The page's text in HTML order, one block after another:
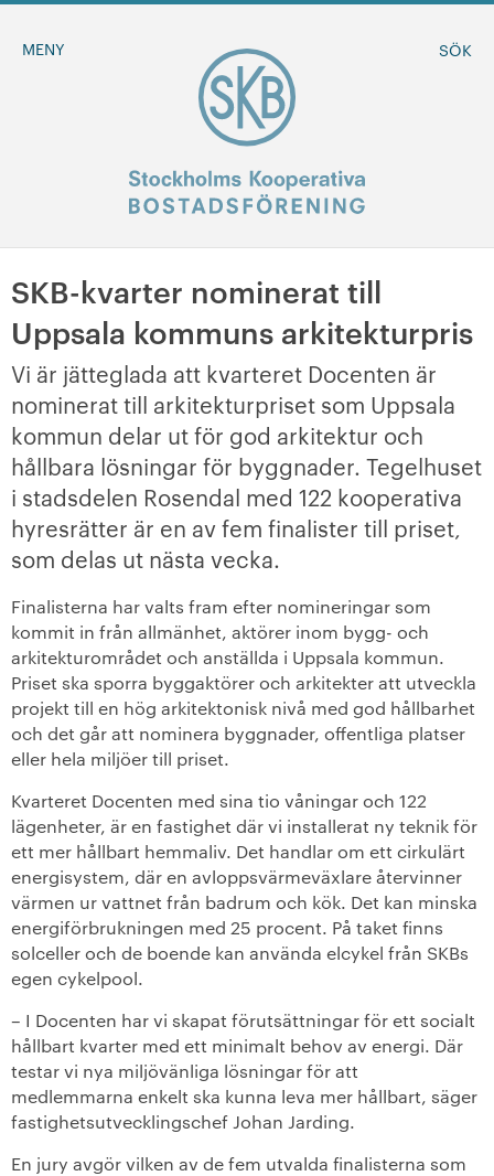
SÖK
MENY
BLI MEDLEM
+
Om oss
+
Sök ledigt
+
Våra bostäder
Vår boendeform
Jobba hos oss
SKB-kvarter nominerat till
Uppsala kommuns arkitekturpris
Vi är jätteglada att kvarteret Docenten är
nominerat till arkitekturpriset som Uppsala
kommun delar ut för god arkitektur och
hållbara lösningar för byggnader. Tegelhuset
i stadsdelen Rosendal med 122 kooperativa
hyresrätter är en av fem finalister till priset,
som delas ut nästa vecka.
Finalisterna har valts fram efter nomineringar som
kommit in från allmänhet, aktörer inom bygg- och
arkitekturområdet och anställda i Uppsala kommun.
Priset ska sporra byggaktörer och arkitekter att utveckla
projekt till en hög arkitektonisk nivå med god hållbarhet
och det går att nominera byggnader, offentliga platser
eller hela miljöer till priset.
Kvarteret Docenten med sina tio våningar och 122
lägenheter, är en fastighet där vi installerat ny teknik för
ett mer hållbart hemmaliv. Det handlar om ett cirkulärt
energisystem, där en avloppsvärmeväxlare återvinner
värmen ur vattnet från badrum och kök. Det kan minska
energiförbrukningen med 25 procent. På taket finns
solceller och de boende kan använda elcykel från SKBs
egen cykelpool.
– I Docenten har vi skapat förutsättningar för ett socialt
hållbart kvarter med ett minimalt behov av energi. Där
testar vi nya miljövänliga lösningar för att
medlemmarna enkelt ska kunna leva mer hållbart, säger
fastighetsutvecklingschef Johan Jarding.
En jury avgör vilken av de fem utvalda finalisterna som